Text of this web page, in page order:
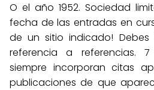
O el año 1952. Sociedad
fecha de las entradas en
de un sitio indicado! Debes
referencia a referencias.
siempre incorporan citas
publicaciones de que